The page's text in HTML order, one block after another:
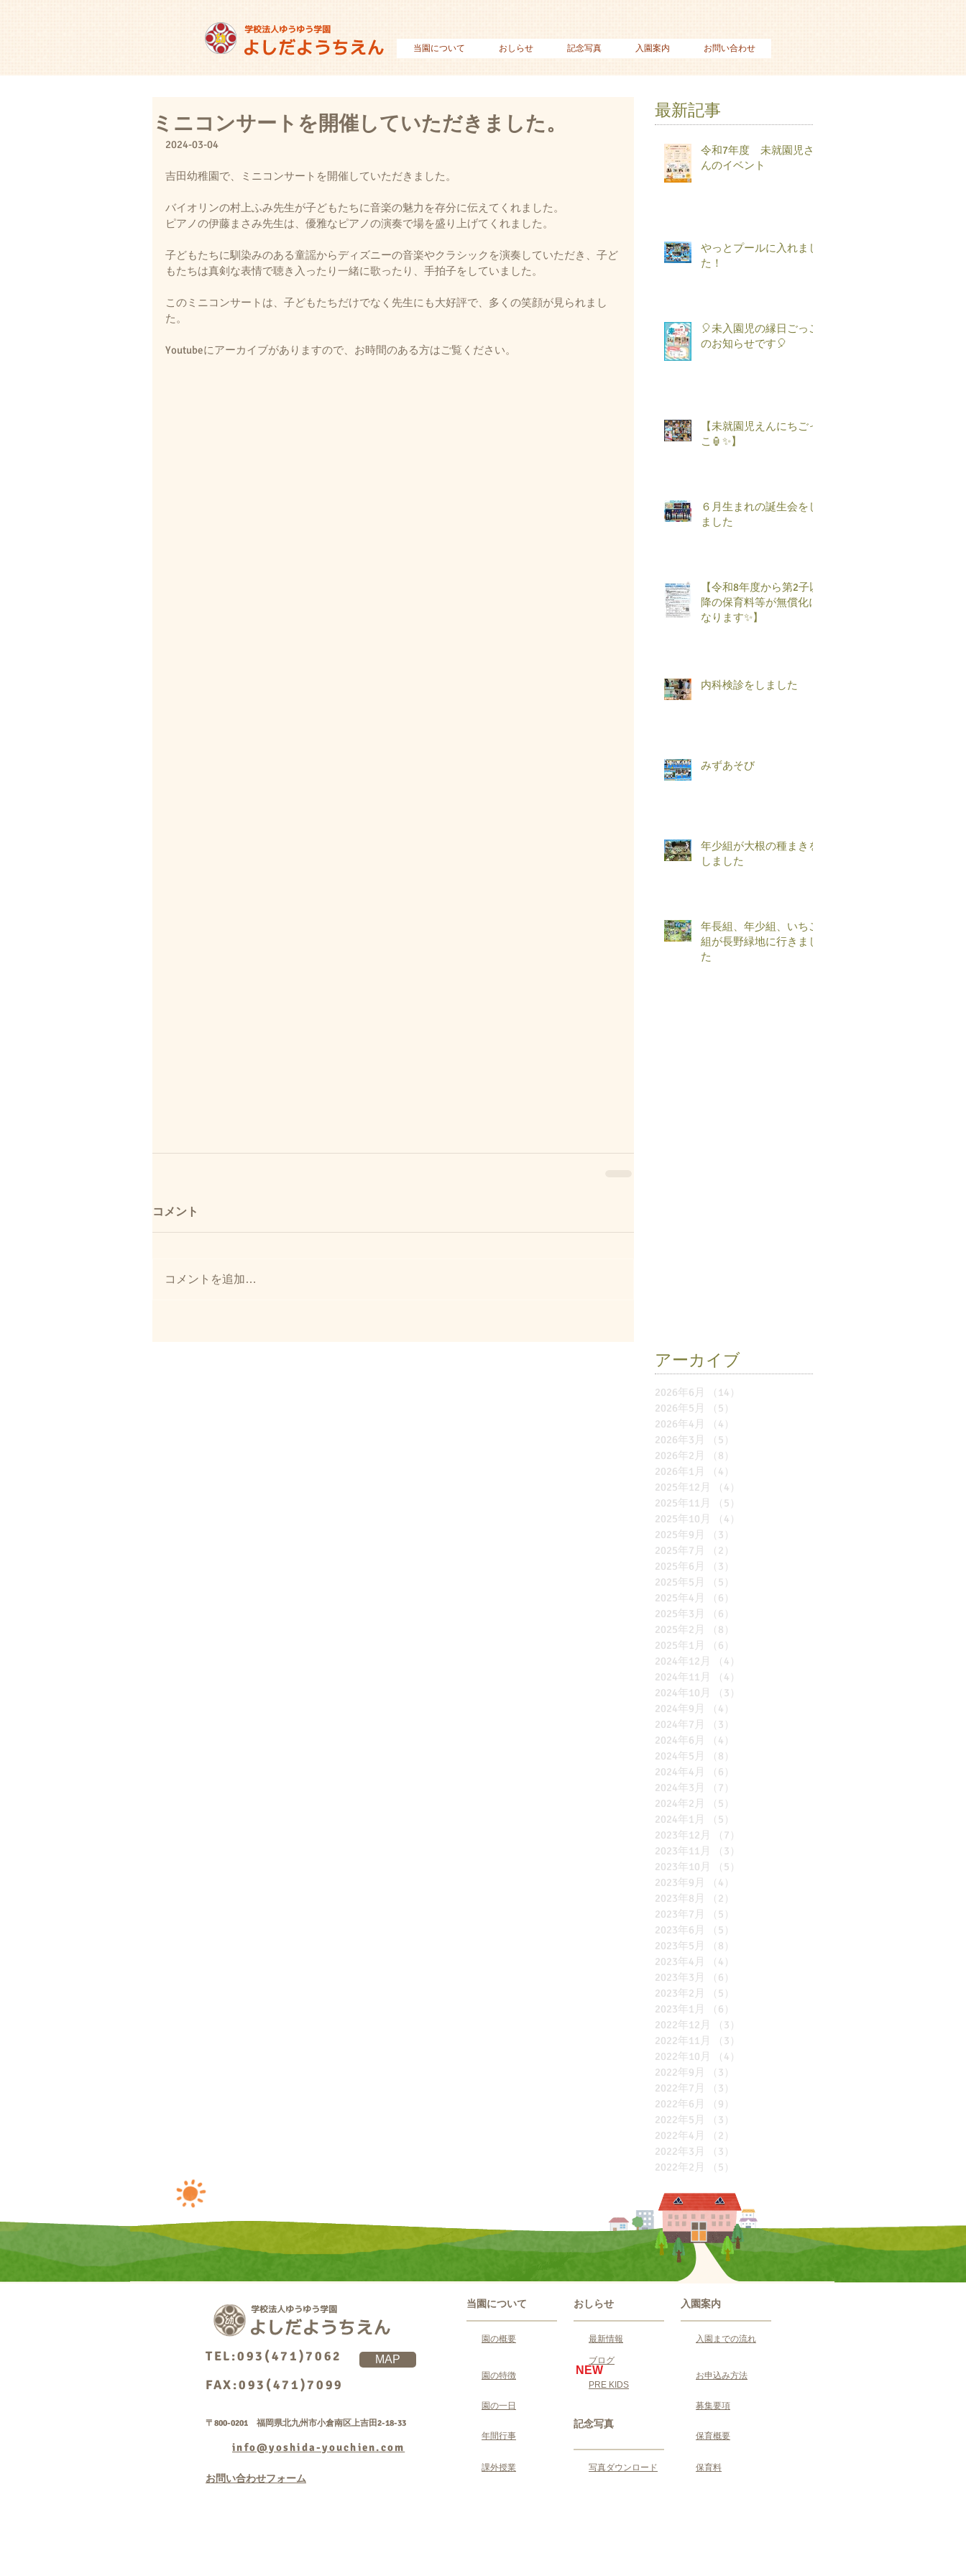
当園について おしらせ 記念写真 入園案内 お問い合わせ
ミニコンサートを開催していただきました。
2024-03-04
吉田幼稚園で、ミニコンサートを開催していただきました。
バイオリンの村上ふみ先生が子どもたちに音楽の魅力を存分に伝えてくれました。
ピアノの伊藤まさみ先生は、優雅なピアノの演奏で場を盛り上げてくれました。
子どもたちに馴染みのある童謡からディズニーの音楽やクラシックを演奏していただき、子ど
もたちは真剣な表情で聴き入ったり一緒に歌ったり、手拍子をしていました。
このミニコンサートは、子どもたちだけでなく先生にも大好評で、多くの笑顔が見られまし
た。
Youtubeにアーカイブがありますので、お時間のある方はご覧ください。
コメント
コメントを追加…
最新記事
令和7年度 未就園児さ
んのイベント
やっとプールに入れまし
た！
🎈未入園児の縁日ごっこ
のお知らせです🎈
【未就園児えんにちごっ
こ🏮✨】
６月生まれの誕生会をし
ました
【令和8年度から第2子以
降の保育料等が無償化に
なります✨】
内科検診をしました
みずあそび
年少組が大根の種まきを
しました
年長組、年少組、いちご
組が長野緑地に行きまし
た
アーカイブ
2026年6月 （14）
2026年5月
（5）
2026年4月
（4）
2026年3月
（5）
2026年2月
（8）
2026年1月
（4）
2025年12月
（4）
2025年11月
（5）
2025年10月
（4）
2025年9月
（3）
2025年7月
（2）
2025年6月
（3）
2025年5月
（5）
2025年4月
（6）
2025年3月
（6）
2025年2月
（8）
2025年1月
（6）
2024年12月
（4）
2024年11月
（4）
2024年10月
（3）
2024年9月
（4）
2024年7月
（3）
2024年6月
（4）
2024年5月
（8）
2024年4月
（6）
2024年3月
（7）
2024年2月
（5）
2024年1月
（5）
2023年12月
（7）
2023年11月
（3）
2023年10月
（5）
2023年9月
（4）
2023年8月
（2）
2023年7月
（5）
2023年6月
（5）
2023年5月
（8）
2023年4月
（4）
2023年3月
（6）
2023年2月
（5）
2023年1月
（6）
2022年12月
（3）
2022年11月
（3）
2022年10月
（4）
2022年9月
（3）
2022年7月
（3）
2022年6月
（9）
2022年5月
（3）
2022年4月
（2）
2022年3月
（3）
2022年2月
（5）
TEL:093(471)7062
FAX:093(471)7099
MAP
〒800-0201 福岡県北九州市小倉南区上吉田2-18-33
info@yoshida-youchien.com
お問い合わせフォーム
当園について
園の概要
園の特徴
園の一日
年間行事
おしらせ
最新情報
ブログ
記念写真
入園案内
入園までの流れ
お申込み方法
募集要項
保育概要
課外授業 写真ダウンロード 保育料
PRE KIDS
NEW